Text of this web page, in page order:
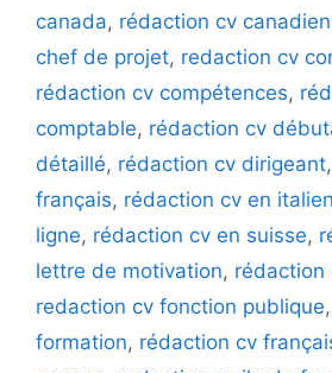
canada, rédaction cv canadien
chef de projet, redaction cv
rédaction cv compétences,
comptable, rédaction cv
détaillé, rédaction cv dirigeant,
français, rédaction cv en italien
ligne, rédaction cv en suisse,
lettre de motivation, rédaction
redaction cv fonction publique,
formation, rédaction cv